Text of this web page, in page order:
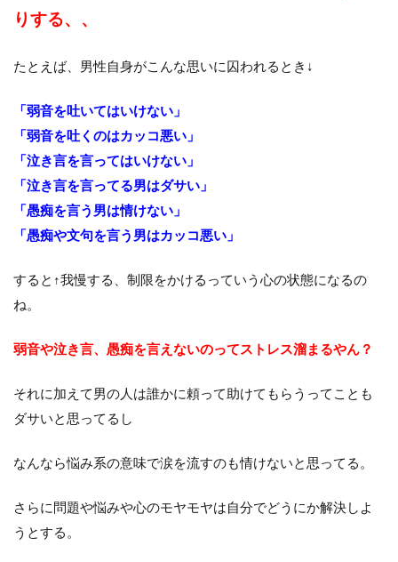
りする、、
たとえば、男性自身がこんな思いに囚われるとき↓
「弱音を吐いてはいけない」
「弱音を吐くのはカッコ悪い」
「泣き言を言ってはいけない」
「泣き言を言ってる男はダサい」
「愚痴を言う男は情けない」
「愚痴や文句を言う男はカッコ悪い」
すると↑我慢する、制限をかけるっていう心の状態になるの
ね。
弱音や泣き言、愚痴を言えないのってストレス溜まるやん？
それに加えて男の人は誰かに頼って助けてもらうってことも
ダサいと思ってるし
なんなら悩み系の意味で涙を流すのも情けないと思ってる。
さらに問題や悩みや心のモヤモヤは自分でどうにか解決しよ
うとする。